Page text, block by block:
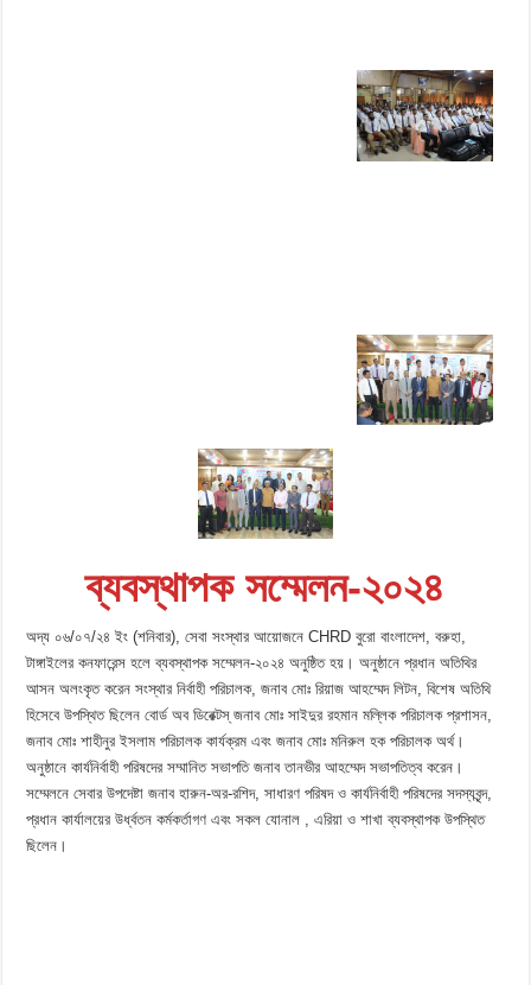
ব্যবস্থাপক সম্মেলন-২০২৪
অদ্য ০৬/০৭/২৪ ইং (শনিবার), সেবা সংস্থার আয়োজনে CHRD বুরো বাংলাদেশ, বরুহা,
টাঙ্গাইলের কনফারেন্স হলে ব্যবস্থাপক সম্মেলন-২০২৪ অনুষ্ঠিত হয়। অনুষ্ঠানে প্রধান অতিথির
আসন অলংকৃত করেন সংস্থার নির্বাহী পরিচালক, জনাব মোঃ রিয়াজ আহম্মেদ লিটন, বিশেষ অতিথি
হিসেবে উপস্থিত ছিলেন বোর্ড অব ডিরেক্টস্ জনাব মোঃ সাইদুর রহমান মল্লিক পরিচালক প্রশাসন,
জনাব মোঃ শাহীনুর ইসলাম পরিচালক কার্যক্রম এবং জনাব মোঃ মনিরুল হক পরিচালক অর্থ।
অনুষ্ঠানে কার্যনির্বাহী পরিষদের সম্মানিত সভাপতি জনাব তানভীর আহম্মেদ সভাপতিত্ব করেন।
সম্মেলনে সেবার উপদেষ্টা জনাব হারুন-অর-রশিদ, সাধারণ পরিষদ ও কার্যনির্বাহী পরিষদের সদস্যবৃন্দ,
প্রধান কার্যালয়ের উর্ধ্বতন কর্মকর্তাগণ এবং সকল যোনাল , এরিয়া ও শাখা ব্যবস্থাপক উপস্থিত
ছিলেন।